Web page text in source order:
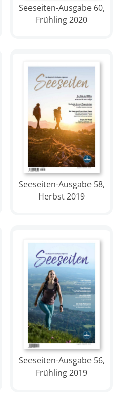
Seeseiten-Ausgabe 60,
Frühling 2020
Seeseiten-Ausgabe 58,
Herbst 2019
Seeseiten-Ausgabe 56,
Frühling 2019